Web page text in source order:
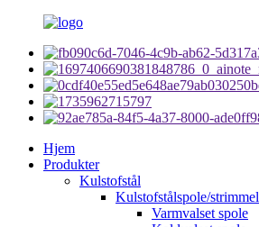
Hjem
Produkter
Kulstofstål
Kulstofstålspole/strimmel
Varmvalset spole